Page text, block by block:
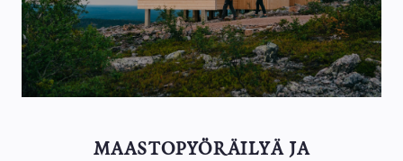
MAASTOPYÖRÄILYÄ JA